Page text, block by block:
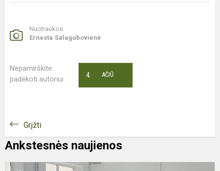
Nuotraukos:
Ernesta Salagubovienė
Nepamirškite
padėkoti autoriui
AČIŪ
4
Grįžti
Ankstesnės naujienos